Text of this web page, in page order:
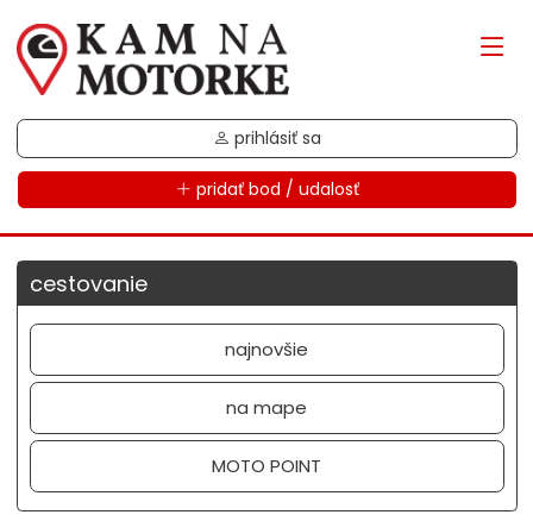
prihlásiť sa
pridať bod / udalosť
cestovanie
najnovšie
na mape
MOTO POINT